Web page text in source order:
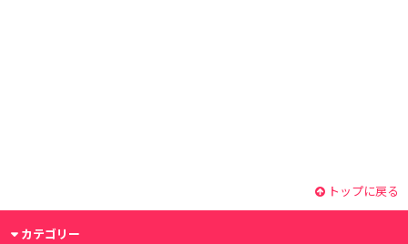
トップに戻る
カテゴリー